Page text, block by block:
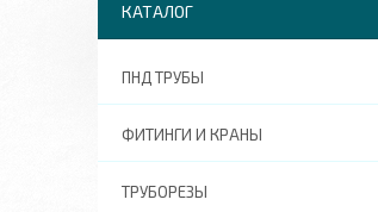
КАТАЛОГ
ПНД ТРУБЫ
ФИТИНГИ И КРАНЫ
ТРУБОРЕЗЫ